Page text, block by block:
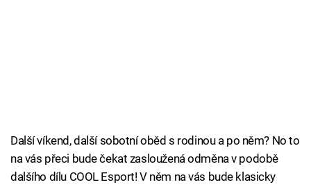
Další víkend, další sobotní oběd s rodinou a po něm? No to
na vás přeci bude čekat zasloužená odměna v podobě
dalšího dílu COOL Esport! V něm na vás bude klasicky